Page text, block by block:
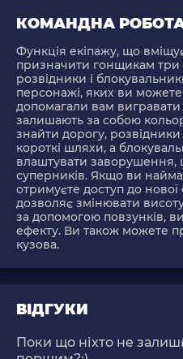
КОМАНДНА
Функція екіпажу, що
призначити гонщикам три
розвідники і
персонажі, яких ви
допомагали вам
залишають за собою
знайти дорогу,
короткі шляхи, а
влаштувати заворушення,
суперників. Якщо ви
отримуєте доступ до
дозволяє змінювати
за допомогою повзунків,
ефекту. Ви також можете
кузова.
ВІДГУКИ
Поки що ніхто не